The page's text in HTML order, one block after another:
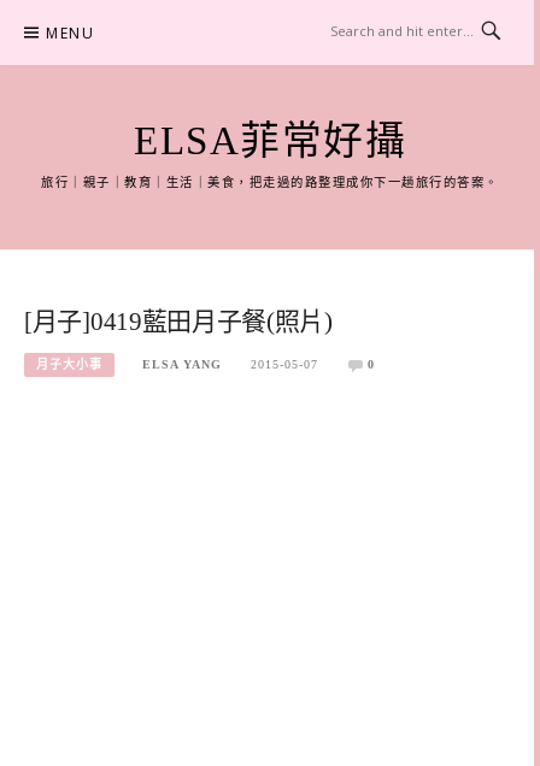
content
MENU
ELSA菲常好攝
旅行｜親子｜教育｜生活｜美食，把走過的路整理成你下一趟旅行的答案。
[月子]0419藍田月子餐(照片)
月子大小事 ELSA YANG 2015-05-07 0